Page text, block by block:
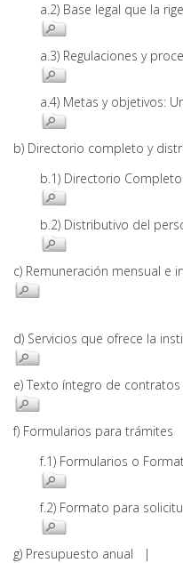
a.2) Base legal que la
a.3) Regulaciones y
a.4) Metas y objetivos:
b) Directorio completo y
b.1) Directorio
b.2) Distributivo del
c) Remuneración mensual
d) Servicios que ofrece la
e) Texto íntegro de
f) Formularios para trámites
f.1) Formularios o
f.2) Formato para
g) Presupuesto anual |